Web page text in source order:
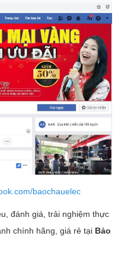
baochauelec
đánh giá, trải nghiệm thực
chính hãng, giá rẻ tại Bảo